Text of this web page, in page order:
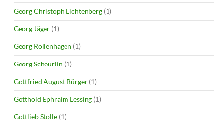
Georg Christoph Lichtenberg (1)
Georg Jäger (1)
Georg Rollenhagen (1)
Georg Scheurlin (1)
Gottfried August Bürger (1)
Gotthold Ephraim Lessing (1)
Gottlieb Stolle (1)